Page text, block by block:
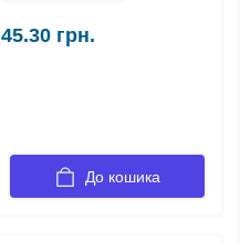
45.30 грн.
До кошика